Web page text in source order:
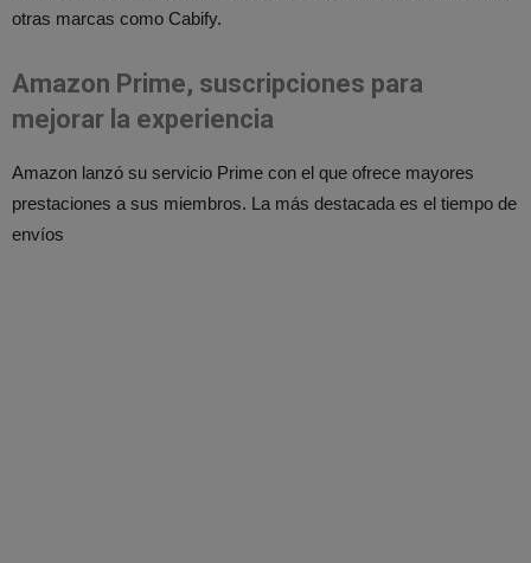
otras marcas como Cabify.
Amazon Prime, suscripciones para
mejorar la experiencia
Amazon lanzó su servicio Prime con el que ofrece mayores
prestaciones a sus miembros. La más destacada es el tiempo de
envíos